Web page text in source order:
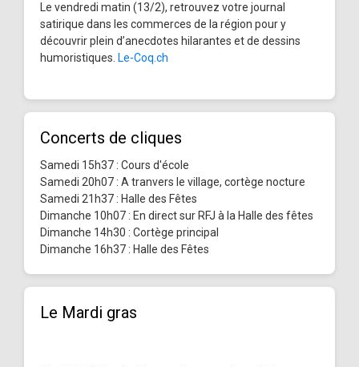
Le vendredi matin (13/2), retrouvez votre journal
satirique dans les commerces de la région pour y
découvrir plein d’anecdotes hilarantes et de dessins
humoristiques. Le-Coq.ch
Concerts de cliques
Samedi 15h37 : Cours d'école
Samedi 20h07 : A tranvers le village, cortège nocture
Samedi 21h37 : Halle des Fêtes
Dimanche 10h07 : En direct sur RFJ à la Halle des fêtes
Dimanche 14h30 : Cortège principal
Dimanche 16h37 : Halle des Fêtes
Le Mardi gras